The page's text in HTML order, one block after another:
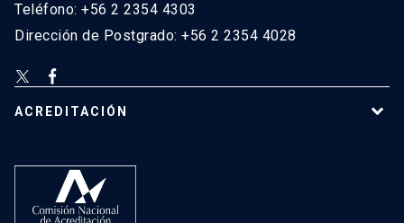
Teléfono: +56 2 2354 4303
Dirección de Postgrado: +56 2 2354 4028
ACREDITACIÓN